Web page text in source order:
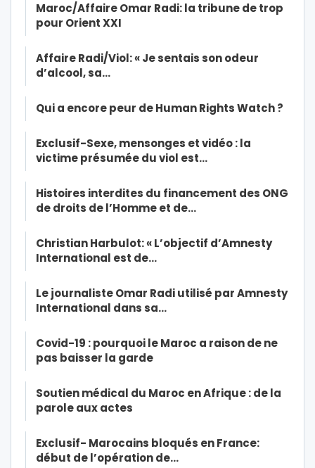
Maroc/Affaire Omar Radi: la tribune de trop
pour Orient XXI
Affaire Radi/Viol: « Je sentais son odeur
d’alcool, sa…
Qui a encore peur de Human Rights Watch ?
Exclusif-Sexe, mensonges et vidéo : la
victime présumée du viol est…
Histoires interdites du financement des ONG
de droits de l’Homme et de…
Christian Harbulot: « L’objectif d’Amnesty
International est de…
Le journaliste Omar Radi utilisé par Amnesty
International dans sa…
Covid-19 : pourquoi le Maroc a raison de ne
pas baisser la garde
Soutien médical du Maroc en Afrique : de la
parole aux actes
Exclusif- Marocains bloqués en France:
début de l’opération de…